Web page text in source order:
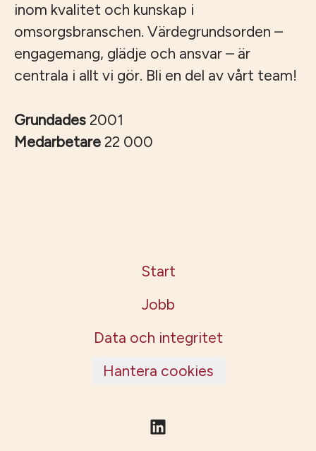
inom kvalitet och kunskap i
omsorgsbranschen. Värdegrundsorden –
engagemang, glädje och ansvar – är
centrala i allt vi gör. Bli en del av vårt team!
Grundades 2001
Medarbetare 22 000
Start
Jobb
Data och integritet
Hantera cookies